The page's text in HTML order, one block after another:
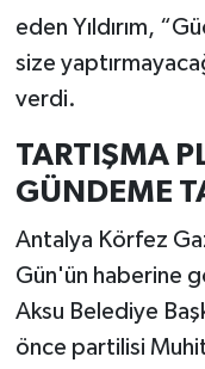
eden Yıldırım,
size
verdi.
TARTIŞMA
GÜNDEME
Antalya Körfez
Gün'ün haberine
Aksu Belediye
önce partilisi